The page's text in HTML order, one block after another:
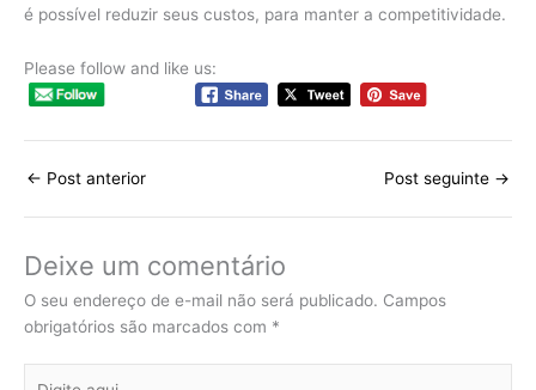
é possível reduzir seus custos, para manter a competitividade.
Please follow and like us:
← Post anterior Post seguinte →
Deixe um comentário
O seu endereço de e-mail não será publicado. Campos
obrigatórios são marcados com *